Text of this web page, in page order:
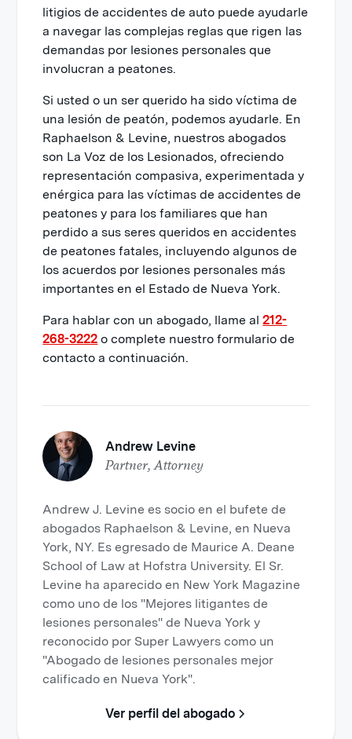
litigios de accidentes de auto puede ayudarle
a navegar las complejas reglas que rigen las
demandas por lesiones personales que
involucran a peatones.
Si usted o un ser querido ha sido víctima de
una lesión de peatón, podemos ayudarle. En
Raphaelson & Levine, nuestros abogados
son La Voz de los Lesionados, ofreciendo
representación compasiva, experimentada y
enérgica para las víctimas de accidentes de
peatones y para los familiares que han
perdido a sus seres queridos en accidentes
de peatones fatales, incluyendo algunos de
los acuerdos por lesiones personales más
importantes en el Estado de Nueva York.
Para hablar con un abogado, llame al212-
268-3222 o complete nuestro formulario de
contacto a continuación.
Andrew Levine
Partner, Attorney
Andrew J. Levine es socio en el bufete de
abogados Raphaelson & Levine, en Nueva
York, NY. Es egresado de Maurice A. Deane
School of Law at Hofstra University. El Sr.
Levine ha aparecido en New York Magazine
como uno de los "Mejores litigantes de
lesiones personales" de Nueva York y
reconocido por Super Lawyers como un
"Abogado de lesiones personales mejor
calificado en Nueva York".
Ver perfil del abogado